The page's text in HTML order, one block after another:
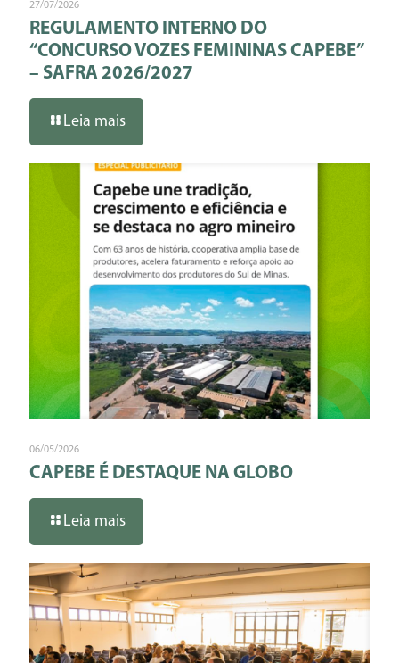
27/07/2026
REGULAMENTO INTERNO DO
“CONCURSO VOZES FEMININAS CAPEBE”
– SAFRA 2026/2027
Leia mais
06/05/2026
CAPEBE É DESTAQUE NA GLOBO
Leia mais